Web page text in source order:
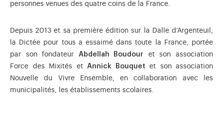
personnes venues des quatre coins de la France.
Depuis 2013 et sa première édition sur la Dalle d’Argenteuil,
la Dictée pour tous a essaimé dans toute la France, portée
par son fondateur Abdellah Boudour et son association
Force des Mixités et Annick Bouquet et son association
Nouvelle du Vivre Ensemble, en collaboration avec les
municipalités, les établissements scolaires.